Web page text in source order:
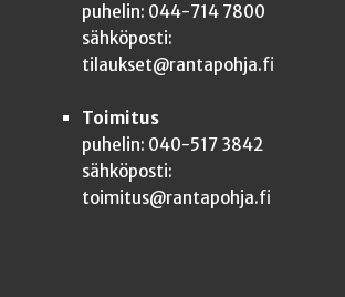
puhelin: 044-714 7800
sähköposti:
tilaukset@rantapohja.fi
Toimitus
puhelin: 040-517 3842
sähköposti:
toimitus@rantapohja.fi